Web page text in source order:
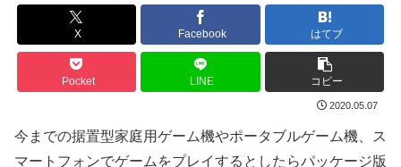
X Facebook はてブ
Pocket LINE コピー
2020.05.07
今までの据置型家庭用ゲーム機やポータブルゲーム機、ス
マートフォンでゲームをプレイするとしたらパッケージ版